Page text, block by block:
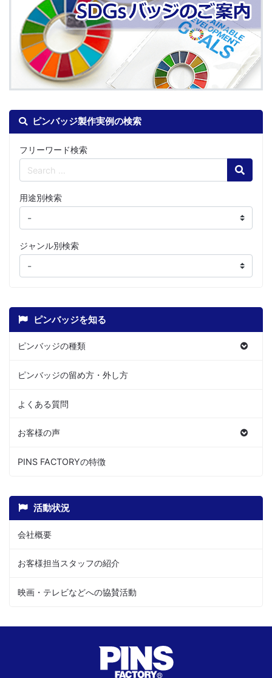
ピンバッジ製作実例の検索
フリーワード検索
Search
用途別検索
ジャンル別検索
ピンバッジを知る
ピンバッジの種類
ピンバッジの留め方・外し方
よくある質問
お客様の声
PINS FACTORYの特徴
活動状況
会社概要
お客様担当スタッフの紹介
映画・テレビなどへの協賛活動